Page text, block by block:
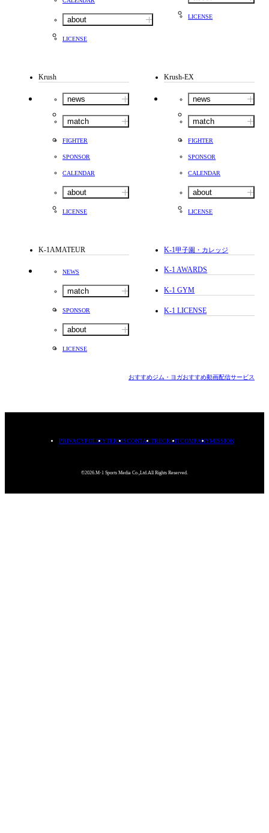
about
LICENSE
LICENSE
Krush
news
match
FIGHTER
SPONSOR
CALENDAR
about
LICENSE
Krush-EX
news
match
FIGHTER
SPONSOR
CALENDAR
about
LICENSE
K-1AMATEUR
NEWS
match
SPONSOR
about
LICENSE
K-1甲子園・カレッジ
K-1 AWARDS
K-1 GYM
K-1 LICENSE
おすすめジム・ヨガおすすめ動画配信サービス
PRIVACYPOLICYTERMSCONTACTRECRUITCOMPANYMISSION
©2026.M-1 Sports Media Co.,Ltd.All Rights Reserved.